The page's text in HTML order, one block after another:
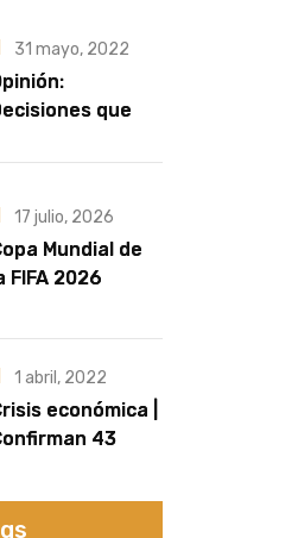
31 mayo, 2022
que
| Por
17 julio, 2026
Mundial de
FIFA 2026
sobre
sería la
artista que cante
Himno Nacional
la final
1 abril, 2022
económica |
43
de
Dass de